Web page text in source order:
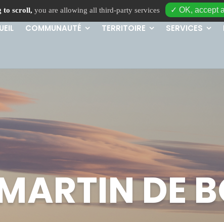
COMMUNAUTÉ TERRITOIRE SERVICES
DE
to scroll, you are allowing all third-party services ✓ OK, accept